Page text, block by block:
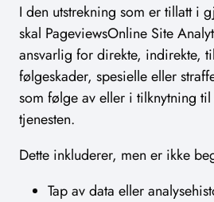
I den utstrekning som er tillatt i
skal PageviewsOnline Site
ansvarlig for direkte, indirekte,
følgeskader, spesielle eller
som følge av eller i tilknytning
tjenesten.
Dette inkluderer, men er ikke
Tap av data eller